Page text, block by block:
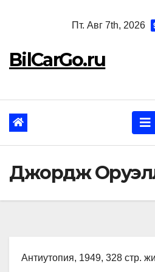
Пт. Авг 7th, 2026
BilCarGo.ru
Джордж
Антиутопия, 1949, 328 стр.